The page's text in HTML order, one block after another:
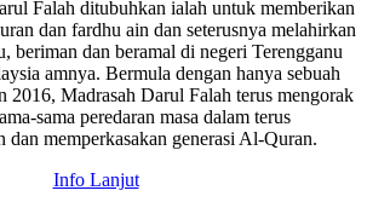
Falah ditubuhkan ialah untuk memberikan
dan fardhu ain dan seterusnya melahirkan
beriman dan beramal di negeri Terengganu
amnya. Bermula dengan hanya sebuah
2016, Madrasah Darul Falah terus mengorak
sama peredaran masa dalam terus
dan memperkasakan generasi Al-Quran.
Info Lanjut